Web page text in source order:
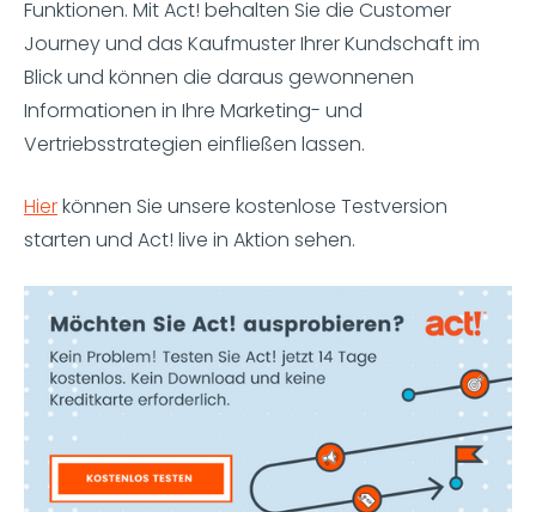
Funktionen. Mit Act! behalten Sie die Customer
Journey und das Kaufmuster Ihrer Kundschaft im
Blick und können die daraus gewonnenen
Informationen in Ihre Marketing- und
Vertriebsstrategien einfließen lassen.
Hierkönnen Sie unsere kostenlose Testversion
starten und Act! live in Aktion sehen.